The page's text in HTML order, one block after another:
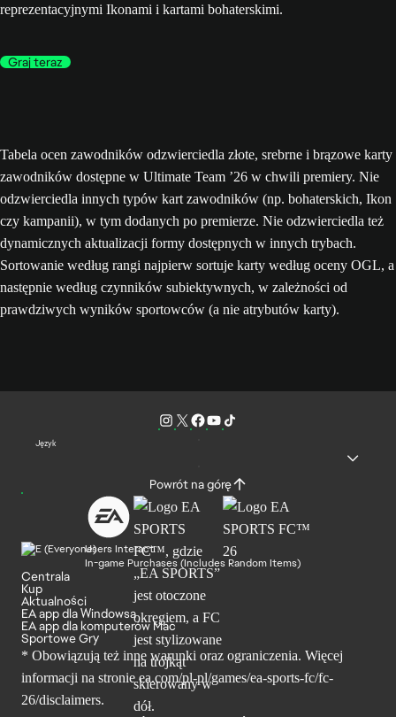
reprezentacyjnymi Ikonami i kartami bohaterskimi.
Graj teraz
Tabela ocen zawodników odzwierciedla złote, srebrne i brązowe karty
zawodników dostępne w Ultimate Team ’26 w chwili premiery. Nie
odzwierciedla innych typów kart zawodników (np. bohaterskich, Ikon
czy kampanii), w tym dodanych po premierze. Nie odzwierciedla też
dynamicznych aktualizacji formy dostępnych w innych trybach.
Sortowanie według rangi najpierw sortuje karty według oceny OGL, a
następnie według czynników subiektywnych, w zależności od
prawdziwych wyników sportowców (a nie atrybutów karty).
Język
Powrót na górę
Users Interact
In-game Purchases (Includes Random Items)
Centrala
Kup
Aktualności
EA app dla Windowsa
EA app dla komputerów Mac
Sportowe Gry
* Obowiązują też inne warunki oraz ograniczenia. Więcej
informacji na stronie ea.com/pl-pl/games/ea-sports-fc/fc-
26/disclaimers.